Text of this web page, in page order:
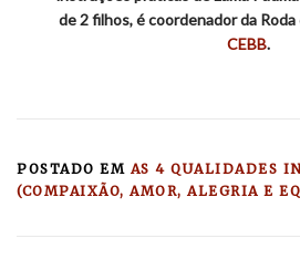
de 2 filhos, é coordenador da
CEBB.
POSTADO EM AS 4 QUALIDADES
(COMPAIXÃO, AMOR, ALEGRIA E